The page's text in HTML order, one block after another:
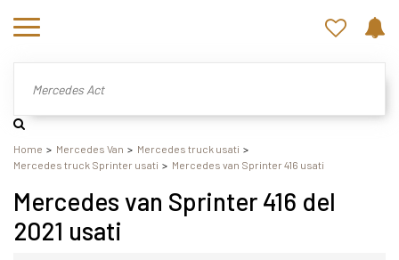
Home Mercedes Van
Mercedes truck usati
Mercedes truck Sprinter usati
Mercedes van Sprinter 416 usati
Mercedes van Sprinter 416 del
2021 usati